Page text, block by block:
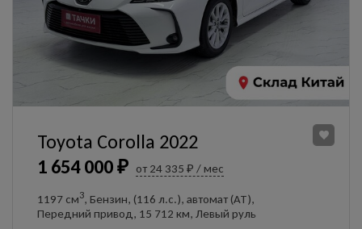
1 654 000 ₽ от 24 335 ₽ / мес
Toyota Corolla 2022
1197 см3, Бензин, (116 л.с.), автомат (AT),
Передний привод, 15 712 км, Левый руль